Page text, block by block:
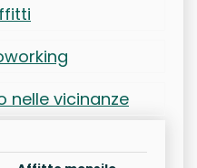
nelle vicinanze